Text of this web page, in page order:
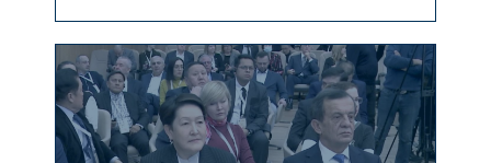
избирательной комиссии Молдовы